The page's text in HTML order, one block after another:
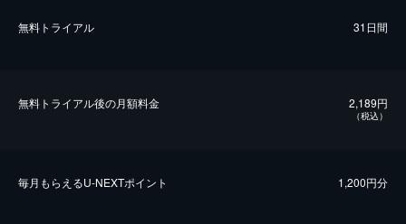
無料トライアル 31日間
無料トライアル後の⽉額料金 2,189円
（税込）
毎⽉もらえるU-NEXTポイント 1,200円分